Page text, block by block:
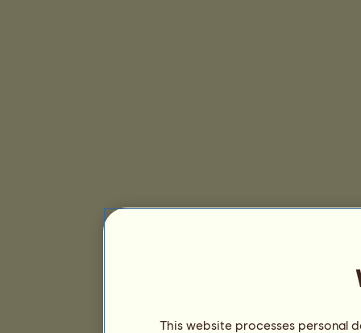
This website processes personal